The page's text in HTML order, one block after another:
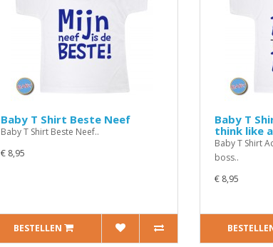
Baby T Shirt Beste Neef
Baby T Shirt Beste Neef..
€ 8,95
BESTELLEN
Baby T
think like
Baby T Shirt
boss..
€ 8,95